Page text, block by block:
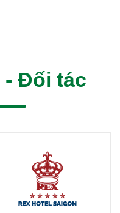
- Đối tác